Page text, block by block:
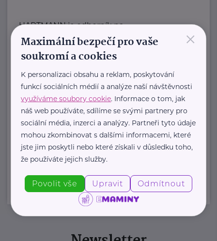
HARTMANN je odborník na
zdravotnické pomůcky a hygienická
řešení s dlouholetou tradicí.
https://hartmanndirect.com/cs-cz
+420 800 100 150
info@hartmanndirect.cz
Zobrazit přehled společností
×
Maximální bezpečí pro vaše
soukromí a cookies
K personalizaci obsahu a reklam, poskytování
funkcí sociálních médií a analýze naší návštěvnosti
využíváme soubory cookie. Informace o tom, jak
náš web používáte, sdílíme se svými partnery pro
sociální média, inzerci a analýzy. Partneři tyto údaje
mohou zkombinovat s dalšími informacemi, které
jste jim poskytli nebo které získali v důsledku toho,
že používáte jejich služby.
Povolit vše Upravit Odmítnout